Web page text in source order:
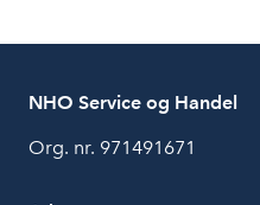
NHO Service og Handel
Org. nr. 971491671